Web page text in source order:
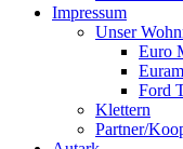
Impressum
Unser
Euro
Ford
Klettern
Partner/